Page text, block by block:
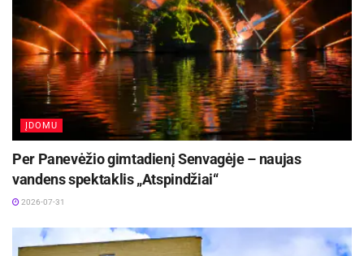
ĮDOMU
Per Panevėžio gimtadienį Senvagėje – naujas
vandens spektaklis „Atspindžiai“
2026-07-31